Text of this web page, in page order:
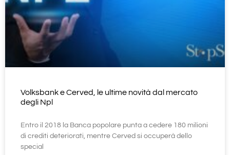
Volksbank e Cerved, le ultime novità dal mercato
degli Npl
Entro il 2018 la Banca popolare punta a cedere 180 milioni
di crediti deteriorati, mentre Cerved si occuperà dello
special